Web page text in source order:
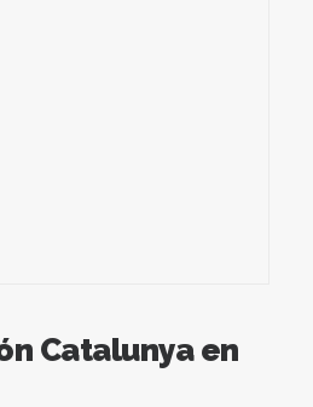
Catalunya en